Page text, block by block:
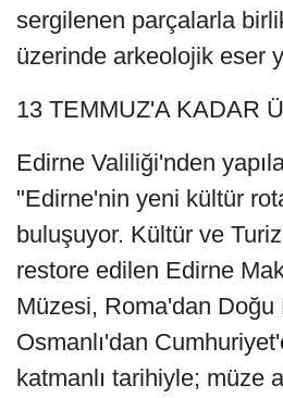
sergilenen parçalarla
üzerinde arkeolojik eser
13 TEMMUZ'A KADAR
Edirne Valiliği'nden
"Edirne'nin yeni kültür
buluşuyor. Kültür ve
restore edilen Edirne
Müzesi, Roma'dan Doğu
Osmanlı'dan
katmanlı tarihiyle; müze